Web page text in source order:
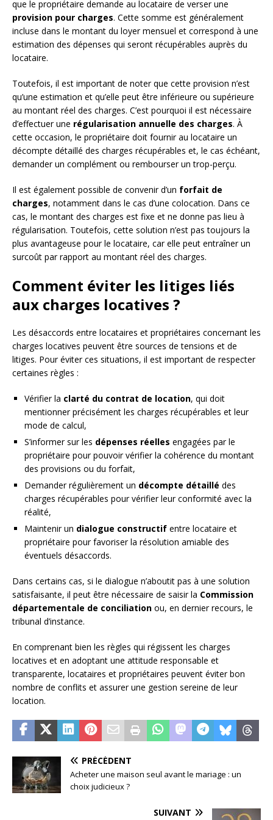
que le propriétaire demande au locataire de verser une
provision pour charges. Cette somme est généralement
incluse dans le montant du loyer mensuel et correspond à une
estimation des dépenses qui seront récupérables auprès du
locataire.
Toutefois, il est important de noter que cette provision n’est
qu’une estimation et qu’elle peut être inférieure ou supérieure
au montant réel des charges. C’est pourquoi il est nécessaire
d’effectuer une régularisation annuelle des charges. À
cette occasion, le propriétaire doit fournir au locataire un
décompte détaillé des charges récupérables et, le cas échéant,
demander un complément ou rembourser un trop-perçu.
Il est également possible de convenir d’un forfait de
charges, notamment dans le cas d’une colocation. Dans ce
cas, le montant des charges est fixe et ne donne pas lieu à
régularisation. Toutefois, cette solution n’est pas toujours la
plus avantageuse pour le locataire, car elle peut entraîner un
surcoût par rapport au montant réel des charges.
Comment éviter les litiges liés
aux charges locatives ?
Les désaccords entre locataires et propriétaires concernant les
charges locatives peuvent être sources de tensions et de
litiges. Pour éviter ces situations, il est important de respecter
certaines règles :
Vérifier la clarté du contrat de location, qui doit
mentionner précisément les charges récupérables et leur
mode de calcul,
S’informer sur les dépenses réelles engagées par le
propriétaire pour pouvoir vérifier la cohérence du montant
des provisions ou du forfait,
Demander régulièrement un décompte détaillé des
charges récupérables pour vérifier leur conformité avec la
réalité,
Maintenir un dialogue constructif entre locataire et
propriétaire pour favoriser la résolution amiable des
éventuels désaccords.
Dans certains cas, si le dialogue n’aboutit pas à une solution
satisfaisante, il peut être nécessaire de saisir la Commission
départementale de conciliation ou, en dernier recours, le
tribunal d’instance.
En comprenant bien les règles qui régissent les charges
locatives et en adoptant une attitude responsable et
transparente, locataires et propriétaires peuvent éviter bon
nombre de conflits et assurer une gestion sereine de leur
location.
PRÉCÉDENT
Acheter une maison seul avant le mariage : un
choix judicieux ?
SUIVANT